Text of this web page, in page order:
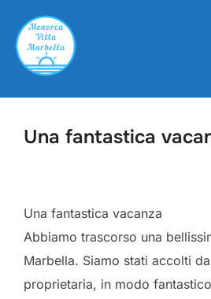
contenu
Una fantastica
Una fantastica vacanza
Abbiamo trascorso una
Marbella. Siamo stati accolti
proprietaria, in modo